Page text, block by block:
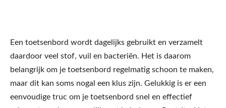
Een toetsenbord wordt dagelijks gebruikt en verzamelt
daardoor veel stof, vuil en bacteriën. Het is daarom
belangrijk om je toetsenbord regelmatig schoon te maken,
maar dit kan soms nogal een klus zijn. Gelukkig is er een
eenvoudige truc om je toetsenbord snel en effectief